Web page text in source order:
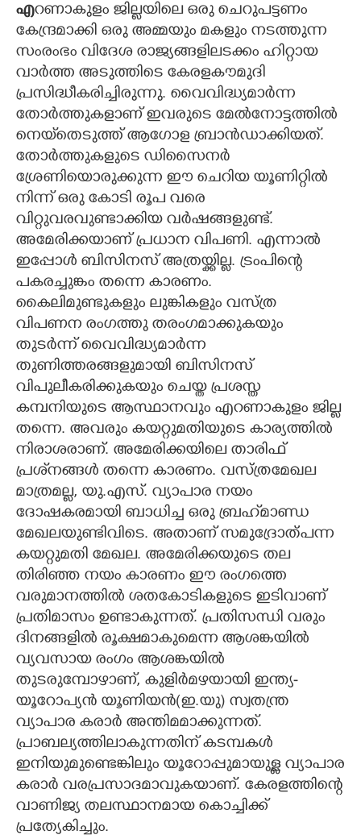
എറണാകുളം ജില്ലയിലെ ഒരു ചെറുപട്ടണം
കേന്ദ്രമാക്കി ഒരു അമ്മയും മകളും നടത്തുന്ന
സംരംഭം വിദേശ രാജ്യങ്ങളിലടക്കം ഹിറ്റായ
വാർത്ത അടുത്തിടെ കേരളകൗമുദി
പ്രസിദ്ധീകരിച്ചിരുന്നു. വൈവിദ്ധ്യമാർന്ന
തോർത്തുകളാണ് ഇവരുടെ മേൽനോട്ടത്തിൽ
നെയ്‌തെടുത്ത് ആഗോള ബ്രാൻഡാക്കിയത്.
തോർത്തുകളുടെ ഡിസൈനർ
ശ്രേണിയൊരുക്കുന്ന ഈ ചെറിയ യൂണിറ്റിൽ
നിന്ന് ഒരു കോടി രൂപ വരെ
വിറ്റുവരവുണ്ടാക്കിയ വർഷങ്ങളുണ്ട്.
അമേരിക്കയാണ് പ്രധാന വിപണി. എന്നാൽ
ഇപ്പോൾ ബിസിനസ് അത്രയ്ക്കില്ല. ട്രംപിന്റെ
പകരച്ചുങ്കം തന്നെ കാരണം.
കൈലിമുണ്ടുകളും ലുങ്കികളും വസ്ത്ര
വിപണന രംഗത്തു തരംഗമാക്കുകയും
തുടർന്ന് വൈവിദ്ധ്യമാർന്ന
തുണിത്തരങ്ങളുമായി ബിസിനസ്
വിപുലീകരിക്കുകയും ചെയ്ത പ്രശസ്ത
കമ്പനിയുടെ ആസ്ഥാനവും എറണാകുളം ജില്ല
തന്നെ. അവരും കയറ്റുമതിയുടെ കാര്യത്തിൽ
നിരാശരാണ്. അമേരിക്കയിലെ താരിഫ്
പ്രശ്‌നങ്ങൾ തന്നെ കാരണം. വസ്ത്രമേഖല
മാത്രമല്ല, യു.എസ്. വ്യാപാര നയം
ദോഷകരമായി ബാധിച്ച ഒരു ബ്രഹ്‌മാണ്ഡ
മേഖലയുണ്ടിവിടെ. അതാണ് സമുദ്രോത്പന്ന
കയറ്റുമതി മേഖല. അമേരിക്കയുടെ തല
തിരിഞ്ഞ നയം കാരണം ഈ രംഗത്തെ
വരുമാനത്തിൽ ശതകോടികളുടെ ഇടിവാണ്
പ്രതിമാസം ഉണ്ടാകുന്നത്. പ്രതിസന്ധി വരും
ദിനങ്ങളിൽ രൂക്ഷമാകുമെന്ന ആശങ്കയിൽ
വ്യവസായ രംഗം ആശങ്കയിൽ
തുടരുമ്പോഴാണ്, കുളിർമഴയായി ഇന്ത്യ-
യൂറോപ്യൻ യൂണിയൻ(ഇ.യു) സ്വതന്ത്ര
വ്യാപാര കരാർ അന്തിമമാക്കുന്നത്.
പ്രാബല്യത്തിലാകുന്നതിന് കടമ്പകൾ
ഇനിയുമുണ്ടെങ്കിലും യൂറോപ്പുമായുള്ള വ്യാപാര
കരാർ വരപ്രസാദമാവുകയാണ്. കേരളത്തിന്റെ
വാണിജ്യ തലസ്ഥാനമായ കൊച്ചിക്ക്
പ്രത്യേകിച്ചും.